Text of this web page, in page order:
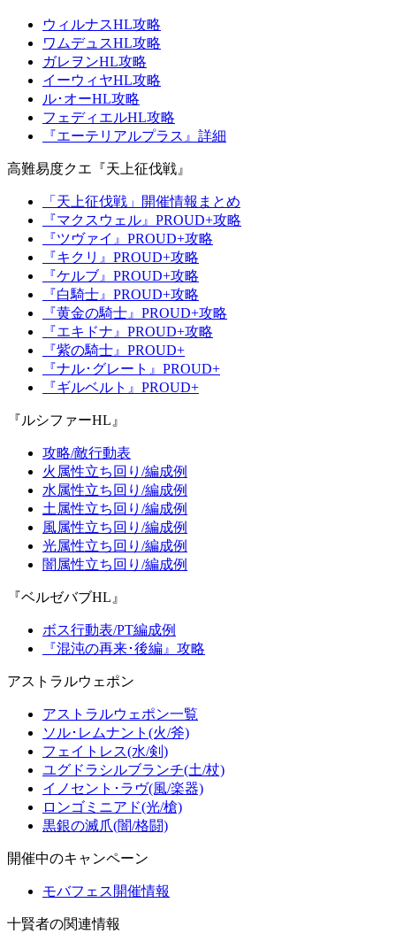
ウィルナスHL攻略
ワムデュスHL攻略
ガレヲンHL攻略
イーウィヤHL攻略
ル･オーHL攻略
フェディエルHL攻略
『エーテリアルプラス』詳細
高難易度クエ『天上征伐戦』
「天上征伐戦」開催情報まとめ
『マクスウェル』PROUD+攻略
『ツヴァイ』PROUD+攻略
『キクリ』PROUD+攻略
『ケルブ』PROUD+攻略
『白騎士』PROUD+攻略
『黄金の騎士』PROUD+攻略
『エキドナ』PROUD+攻略
『紫の騎士』PROUD+
『ナル･グレート』PROUD+
『ギルベルト』PROUD+
『ルシファーHL』
攻略/敵行動表
火属性立ち回り/編成例
水属性立ち回り/編成例
土属性立ち回り/編成例
風属性立ち回り/編成例
光属性立ち回り/編成例
闇属性立ち回り/編成例
『ベルゼバブHL』
ボス行動表/PT編成例
『混沌の再来･後編』攻略
アストラルウェポン
アストラルウェポン一覧
ソル･レムナント(火/斧)
フェイトレス(水/剣)
ユグドラシルブランチ(土/杖)
イノセント･ラヴ(風/楽器)
ロンゴミニアド(光/槍)
黒銀の滅爪(闇/格闘)
開催中のキャンペーン
モバフェス開催情報
十賢者の関連情報